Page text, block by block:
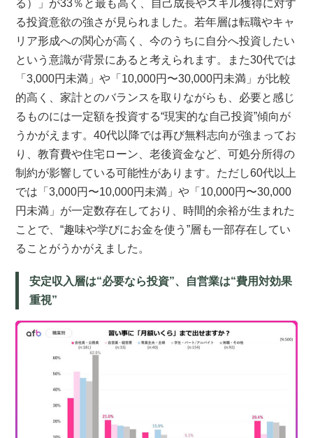
る）」が33％と最も高く、自己成長やスキル獲得に対す
る投資意欲の強さが見られました。若年層は転職やキャ
リア形成への関心が高く、今のうちに自分へ投資したい
という意識が背景にあると考えられます。また30代では
「3,000円未満」や「10,000円〜30,000円未満」が比較
的高く、家計とのバランスを取りながらも、必要と感じ
るものには一定額を投資する“現実的な自己投資”傾向が
うかがえます。40代以降では再び無料志向が強まってお
り、教育費や住宅ローン、老後資金など、可処分所得の
制約が影響している可能性があります。ただし60代以上
では「3,000円〜10,000円未満」や「10,000円〜30,000
円未満」が一定数存在しており、時間的余裕が生まれた
ことで、“趣味や学びにお金を使う”層も一部存在してい
ることがうかがえました。
安定収入層は“必要なら投資”、自営業は“費用対効果
重視”